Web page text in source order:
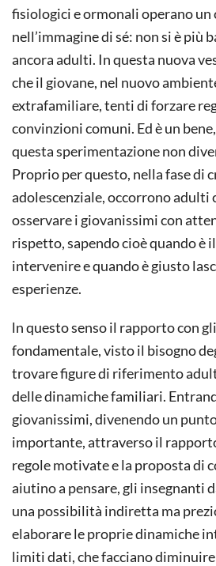
fisiologici e ormonali operano un
nell’immagine di sé: non si è più
ancora adulti. In questa nuova
che il giovane, nel nuovo
extrafamiliare, tenti di forzare
convinzioni comuni. Ed è un
questa sperimentazione non
Proprio per questo, nella fase di
adolescenziale, occorrono adulti
osservare i giovanissimi con
rispetto, sapendo cioè quando è
intervenire e quando è giusto
esperienze.
ln questo senso il rapporto con
fondamentale, visto il bisogno
trovare figure di riferimento
delle dinamiche familiari.
giovanissimi, divenendo un
importante, attraverso il
regole motivate e la proposta di
aiutino a pensare, gli insegnanti
una possibilità indiretta ma
elaborare le proprie dinamiche
limiti dati, che facciano diminuire